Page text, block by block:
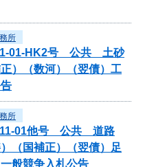
所
11-01-HK2号 公共 土砂
）（数河）（翌債）工
所
01他号 公共 道路
（国補正）（翌債）足
般競争入札公告